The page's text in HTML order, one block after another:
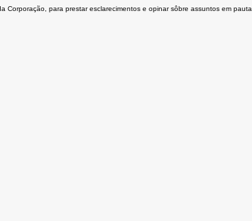
para prestar esclarecimentos e opinar sôbre assuntos em pauta.